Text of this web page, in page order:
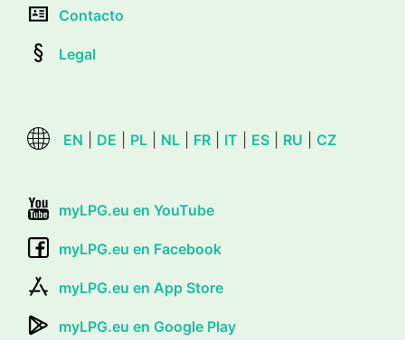
Contacto
Legal
EN DE PL NL FR IT ES RU CZ
myLPG.eu en YouTube
myLPG.eu en Facebook
myLPG.eu en App Store
myLPG.eu en Google Play